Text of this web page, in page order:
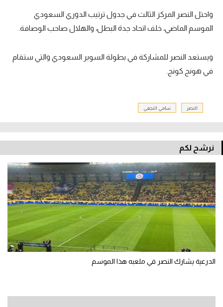
واحتل النصر المركز الثالث في جدول ترتيب الدوري السعودي
الموسم الماضي، خلف اتحاد جدة البطل، والهلال صاحب الوصافة.
ويستعد النصر للمشاركة في بطولة السوبر السعودي والتي ستقام
في هونج كونج.
النصر سامي النجعي
نرشح لكم
الدرعية يشارك النصر في ملعبه هذا الموسم